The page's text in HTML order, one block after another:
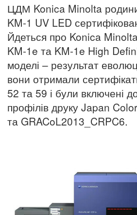
ЦДМ Konica Minolta
KM-1 UV LED
Йдеться про Konica
KM-1e та KM-1e High
моделі – результат
вони отримали
52 та 59 і були включені
профілів друку Japan
та GRACoL2013_CRPC6.